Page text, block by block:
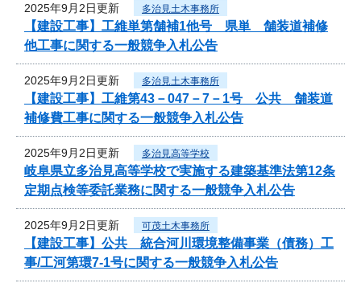
2025年9月2日更新 多治見土木事務所
【建設工事】工維単第舗補1他号 県単 舗装道補修
他工事に関する一般競争入札公告
2025年9月2日更新 多治見土木事務所
【建設工事】工維第43－047－7－1号 公共 舗装道
補修費工事に関する一般競争入札公告
2025年9月2日更新 多治見高等学校
岐阜県立多治見高等学校で実施する建築基準法第12条
定期点検等委託業務に関する一般競争入札公告
2025年9月2日更新 可茂土木事務所
【建設工事】公共 統合河川環境整備事業（債務）工
事/工河第環7-1号に関する一般競争入札公告